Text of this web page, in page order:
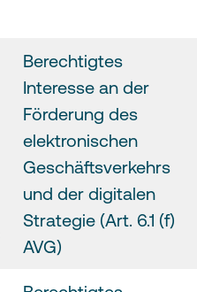
Berechtigtes
Interesse an der
Förderung des
elektronischen
Geschäftsverkehrs
und der digitalen
Strategie (Art. 6.1 (f)
AVG)